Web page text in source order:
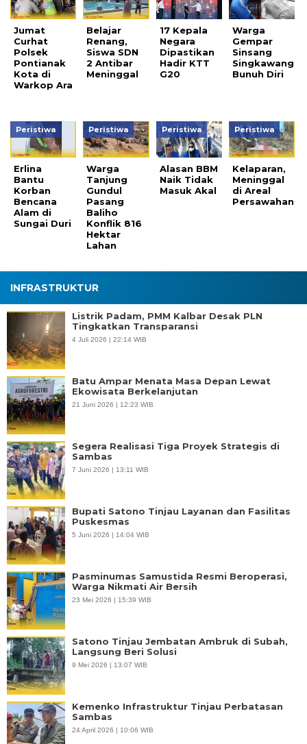
Jumat
Curhat
Polsek
Pontianak
Kota di
Warkop Ara
Belajar
Renang,
Siswa SDN
2 Antibar
Meninggal
17 Kepala
Negara
Dipastikan
Hadir KTT
G20
Warga
Gempar
Sinsang
Singkawang
Bunuh Diri
Peristiwa
Erlina
Bantu
Korban
Bencana
Alam di
Sungai Duri
Peristiwa
Warga
Tanjung
Gundul
Pasang
Baliho
Konflik 816
Hektar
Lahan
Peristiwa
Alasan BBM
Naik Tidak
Masuk Akal
Peristiwa
Kelaparan,
Meninggal
di Areal
Persawahan
INFRASTRUKTUR
Listrik Padam, PMM Kalbar Desak PLN
Tingkatkan Transparansi
4 Juli 2026 | 22:14 WIB
Batu Ampar Menata Masa Depan Lewat
Ekowisata Berkelanjutan
21 Juni 2026 | 12:23 WIB
Segera Realisasi Tiga Proyek Strategis di
Sambas
7 Juni 2026 | 13:11 WIB
Bupati Satono Tinjau Layanan dan Fasilitas
Puskesmas
5 Juni 2026 | 14:04 WIB
Pasminumas Samustida Resmi Beroperasi,
Warga Nikmati Air Bersih
23 Mei 2026 | 15:39 WIB
Satono Tinjau Jembatan Ambruk di Subah,
Langsung Beri Solusi
9 Mei 2026 | 13:07 WIB
Kemenko Infrastruktur Tinjau Perbatasan
Sambas
24 April 2026 | 10:06 WIB